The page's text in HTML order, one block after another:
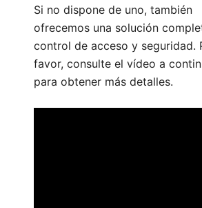
Si no dispone de uno, también
ofrecemos una solución
control de acceso y seguridad.
favor, consulte el vídeo a
para obtener más detalles.